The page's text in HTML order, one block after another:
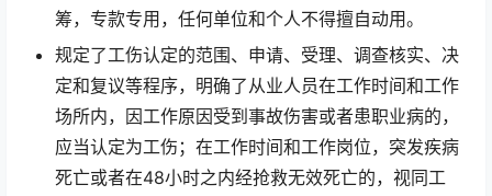
筹，专款专用，任何单位和个人不得擅自动用。
规定了工伤认定的范围、申请、受理、调查核实、决
定和复议等程序，明确了从业人员在工作时间和工作
场所内，因工作原因受到事故伤害或者患职业病的，
应当认定为工伤；在工作时间和工作岗位，突发疾病
死亡或者在48小时之内经抢救无效死亡的，视同工